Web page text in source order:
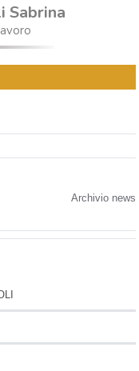
Sabrina
Archivio news